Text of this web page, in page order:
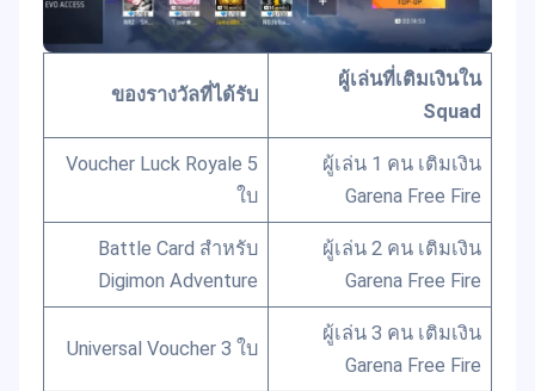
ผู้เล่นที่เติมเงินใน
Squad
ของรางวัลที่ได้รับ
ผู้เล่น 1 คน เติมเงิน
Garena Free Fire
Voucher Luck Royale 5
ใบ
ผู้เล่น 2 คน เติมเงิน
Garena Free Fire
Battle Card สำหรับ
Digimon Adventure
ผู้เล่น 3 คน เติมเงิน
Garena Free Fire
Universal Voucher 3 ใบ